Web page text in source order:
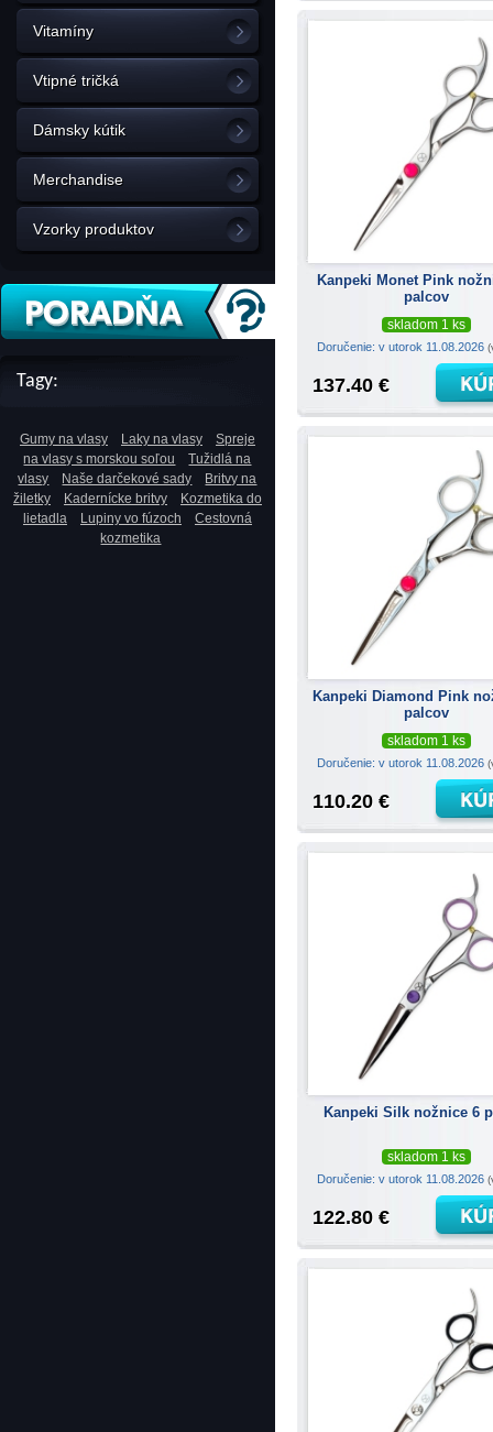
Vitamíny
Vtipné tričká
Dámsky kútik
Merchandise
Vzorky produktov
Tagy:
Gumy na vlasy Laky na vlasy
Spreje
na vlasy s morskou soľou
Tužidlá na
vlasy
Naše darčekové sady
Britvy na
žiletky
Kadernícke britvy
Kozmetika do
lietadla
Lupiny vo fúzoch
Cestovná
kozmetika
Kanpeki Monet Pink
palcov
skladom 1 ks
Doručenie: v utorok 11.08.2026
137.40 €
Kanpeki Diamond Pink
palcov
skladom 1 ks
Doručenie: v utorok 11.08.2026
110.20 €
Kanpeki Silk nožnice 6
skladom 1 ks
Doručenie: v utorok 11.08.2026
122.80 €